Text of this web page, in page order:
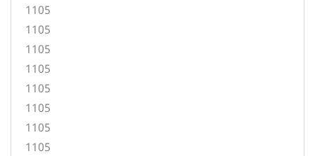
1105
1105
1105
1105
1105
1105
1105
1105